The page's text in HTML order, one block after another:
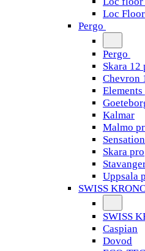
Loc
Pergo
Pergo
Skara 12
Chevron
Elements
Kalmar
Malmo
Skara pro
Uppsala
SWISS
SWISS
Caspian
Dovod